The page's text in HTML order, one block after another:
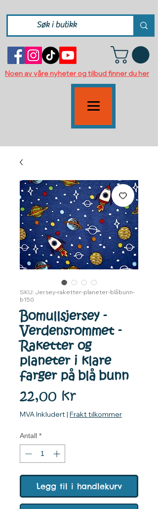
Noen av våre nyheter og tilbud finner du her
SKU: Jersey-raketter-planeter-blåbunn-
b150
Bomullsjersey -
Verdensrommet -
Raketter og
planeter i klare
farger på blå bunn
22,00 krPris
MVA Inkludert | Frakt tilkommer
Antall *
Legg til i handlekurv